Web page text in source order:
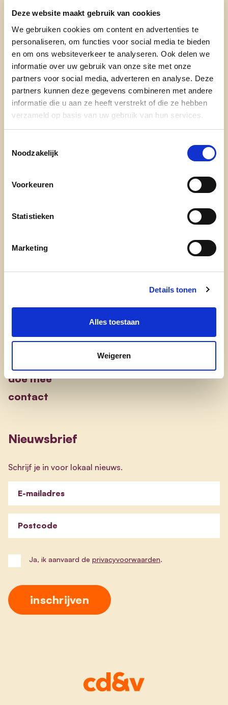
Deze website maakt gebruik van cookies
We gebruiken cookies om content en advertenties te
personaliseren, om functies voor social media te bieden
en om ons websiteverkeer te analyseren. Ook delen we
informatie over uw gebruik van onze site met onze
partners voor social media, adverteren en analyse. Deze
partners kunnen deze gegevens combineren met andere
informatie die u aan ze heeft verstrekt of die ze hebben
verzameld op basis van uw gebruik van hun services.
Noodzakelijk
Voorkeuren
Statistieken
Marketing
Details tonen
Alles toestaan
Weigeren
lijst voor de gemeenteraadsverkiezingen.
Die eer is op 13 oktober weggelegd voor
Tinne Wuyts, die daarmee de eerste
vrouwelijke Westelse cd&v-lijsttrekker
wordt.
lees meer
Ontdek
waarom cd&v
onze partij
doe mee
contact
Nieuwsbrief
Schrijf je in voor lokaal nieuws.
E-mailadres
Postcode
Ja, ik aanvaard de privacyvoorwaarden.